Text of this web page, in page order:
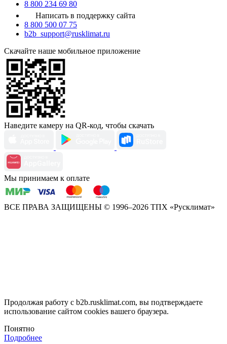
8 800 234 69 80
Написать в поддержку сайта
8 800 500 07 75
b2b_support@rusklimat.ru
Скачайте наше мобильное приложение
Наведите камеру на QR-код, чтобы скачать
Мы принимаем к оплате
ВСЕ ПРАВА ЗАЩИЩЕНЫ © 1996–2026 ТПХ «Русклимат»
Продолжая работу с b2b.rusklimat.com, вы подтверждаете
использование сайтом cookies вашего браузера.
Понятно
Подробнее